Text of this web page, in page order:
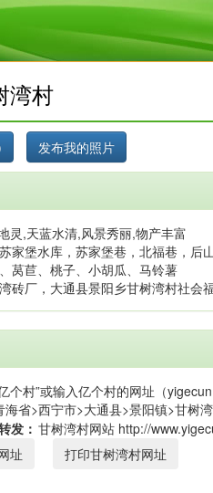
湾村
灵,天蓝水清,风景秀丽,物产丰富
家堡水库，苏家堡巷，北福巷，后
莴苣、桃子、小胡瓜、马铃薯
砖厂，大通县景阳乡甘树湾村社
个村”或输入亿个村的网址（
省>西宁市>大通县>景阳镇>甘树湾
发：
址
打印甘树湾村网址